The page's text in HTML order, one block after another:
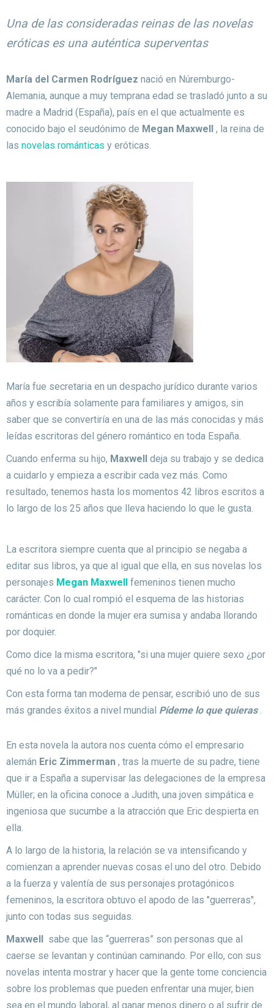
Una de las consideradas reinas de las novelas
eróticas es una auténtica superventas
María del Carmen Rodríguez nació en Núremburgo-
Alemania, aunque a muy temprana edad se trasladó junto a su
madre a Madrid (España), país en el que actualmente es
conocido bajo el seudónimo de Megan Maxwell
, la reina de
las novelas románticas y eróticas.
María fue secretaria en un despacho jurídico durante varios
años y escribía solamente para familiares y amigos, sin
saber que se convertiría en una de las más conocidas y más
leídas escritoras del género romántico en toda España.
Cuando enferma su hijo, Maxwell
deja su trabajo y se dedica
a cuidarlo y empieza a escribir cada vez más. Como
resultado, tenemos hasta los momentos 42 libros escritos a
lo largo de los 25 años que lleva haciendo lo que le gusta.
La escritora siempre cuenta que al principio se negaba a
editar sus libros, ya que al igual que ella, en sus novelas los
personajes Megan Maxwell
femeninos tienen mucho
carácter. Con lo cual rompió el esquema de las historias
románticas en donde la mujer era sumisa y andaba llorando
por doquier.
Como dice la misma escritora, "si una mujer quiere sexo ¿por
qué no lo va a pedir?"
Con esta forma tan moderna de pensar, escribió uno de sus
más grandes éxitos a nivel mundial Pídeme lo que quieras.
En esta novela la autora nos cuenta cómo el empresario
alemán Eric Zimmerman , tras la muerte de su padre, tiene
que ir a España a supervisar las delegaciones de la empresa
Müller; en la oficina conoce a Judith, una joven simpática e
ingeniosa que sucumbe a la atracción que Eric despierta en
ella.
A lo largo de la historia, la relación se va intensificando y
comienzan a aprender nuevas cosas el uno del otro. Debido
a la fuerza y ​​valentía de sus personajes protagónicos
femeninos, la escritora obtuvo el apodo de las "guerreras",
junto con todas sus seguidas.
Maxwell
sabe que las “guerreras” son personas que al
caerse se levantan y continúan caminando. Por ello, con sus
novelas intenta mostrar y hacer que la gente tome conciencia
sobre los problemas que pueden enfrentar una mujer, bien
sea en el mundo laboral, al ganar menos dinero o al sufrir de